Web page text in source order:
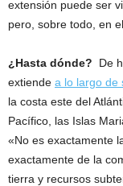
extensión puede ser
pero, sobre todo, en
¿Hasta dónde?
De
extiende a lo largo de
la costa este del
Pacífico, las Islas
«No es exactamente
exactamente de la
tierra y recursos